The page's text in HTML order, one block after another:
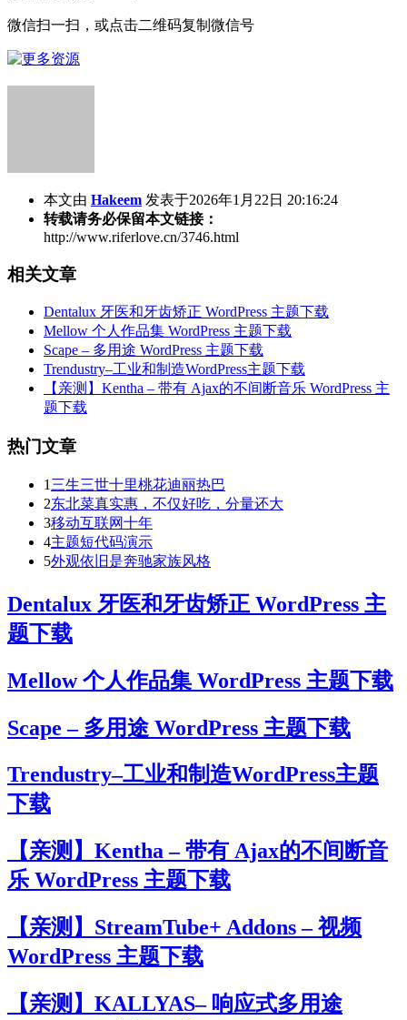
微信扫一扫，或点击二维码复制微信号
本文由 Hakeem 发表于2026年1月22日 20:16:24
转载请务必保留本文链接：
http://www.riferlove.cn/3746.html
相关文章
Dentalux 牙医和牙齿矫正 WordPress 主题下载
Mellow 个人作品集 WordPress 主题下载
Scape – 多用途 WordPress 主题下载
Trendustry–工业和制造WordPress主题下载
【亲测】Kentha – 带有 Ajax的不间断音乐 WordPress 主
题下载
热门文章
1 三生三世十里桃花迪丽热巴
2东北菜真实惠，不仅好吃，分量还大
3移动互联网十年
4主题短代码演示
5外观依旧是奔驰家族风格
Dentalux 牙医和牙齿矫正 WordPress 主
题下载
Mellow 个人作品集 WordPress 主题下载
Scape – 多用途 WordPress 主题下载
Trendustry–工业和制造WordPress主题
下载
【亲测】Kentha – 带有 Ajax的不间断音
乐 WordPress 主题下载
【亲测】StreamTube+ Addons – 视频
WordPress 主题下载
【亲测】KALLYAS– 响应式多用途